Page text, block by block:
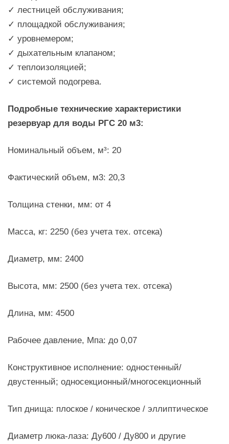
✓ лестницей обслуживания;
✓ площадкой обслуживания;
✓ уровнемером;
✓ дыхательным клапаном;
✓ теплоизоляцией;
✓ системой подогрева.
Подробные технические характеристики
резервуар для воды РГС 20 м3:
Номинальный объем, м³: 20
Фактический объем, м3: 20,3
Толщина стенки, мм: от 4
Масса, кг: 2250 (без учета тех. отсека)
Диаметр, мм: 2400
Высота, мм: 2500 (без учета тех. отсека)
Длина, мм: 4500
Рабочее давление, Мпа: до 0,07
Конструктивное исполнение: одностенный/
двустенный; односекционный/многосекционный
Тип днища: плоское / коническое / эллиптическое
Диаметр люка-лаза: Ду600 / Ду800 и другие